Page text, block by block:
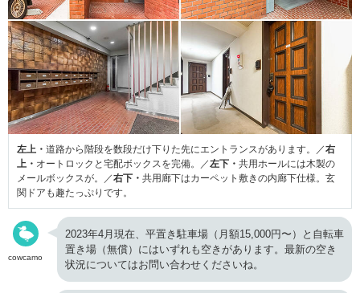
左上・ 道路から階段を数段だけ下りた先にエントランスがあります。／右
上・ オートロックと宅配ボックスを完備。／左下・ 共用ホールには木製の
メールボックスが。／右下・ 共用廊下はカーペット敷きの内廊下仕様。玄
関ドアも趣たっぷりです。
cowcamo
2023年4月現在、平置き駐車場（月額15,000円〜）と自転車
置き場（無償）にはいずれも空きがあります。最新の空き
状況についてはお問い合わせくださいね。